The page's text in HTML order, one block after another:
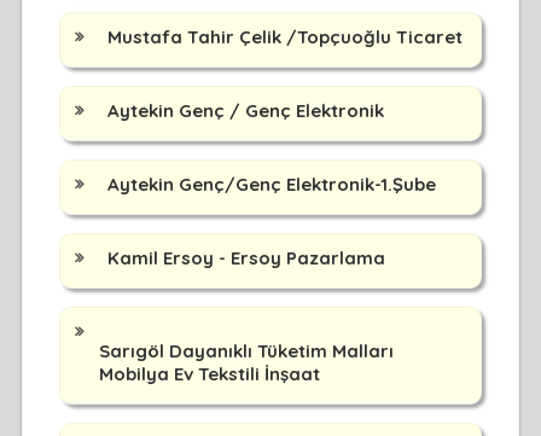
Mustafa Tahir Çelik /Topçuoğlu Ticaret
Aytekin Genç / Genç Elektronik
Aytekin Genç/Genç Elektronik-1.Şube
Kamil Ersoy - Ersoy Pazarlama
Sarıgöl Dayanıklı Tüketim Malları
Mobilya Ev Tekstili İnşaat